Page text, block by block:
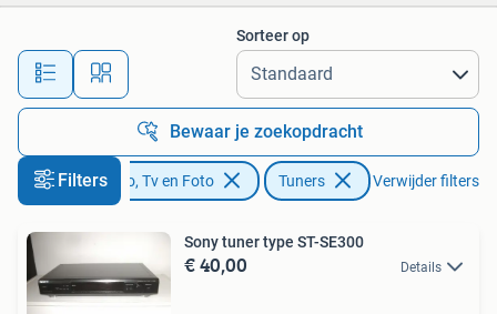
Alle afstanden…
Sorteer op
Bewaar je zoekopdracht
FiltersAudio, Tv en Foto Tuners Verwijder filters
Sony tuner type ST-SE300
€ 40,00 Details